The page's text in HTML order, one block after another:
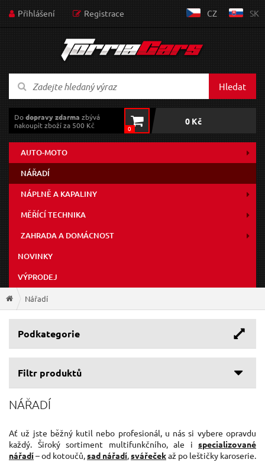
Přihlášení Registrace CZ SK
Hledat
Dodopravy zdarma zbývá
nakoupit zboží za 500 Kč
0
0 Kč
AUTO-MOTO
NÁŘADÍ
NÁPLNĚ A KAPALINY
MĚŘÍCÍ TECHNIKA
ZAHRADA A DOMÁCNOST
NOVINKY
VÝPRODEJ
Nářadí
Podkategorie
Filtr produktů
NÁŘADÍ
Ať už jste běžný kutil nebo profesionál, u nás si vybere opravdu
každý. Široký sortiment multifunkčního, ale i specializované
nářadí– od kotoučů,sad nářadí,svářečekaž po leštičky karoserie.